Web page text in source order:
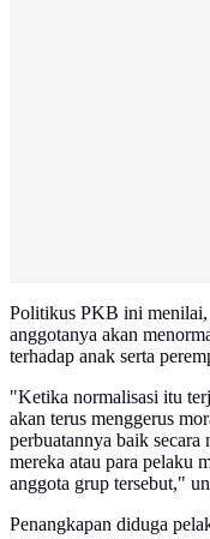
Politikus PKB ini
anggotanya akan
terhadap anak serta
"Ketika normalisasi itu
akan terus menggerus
perbuatannya baik
mereka atau para pelaku
anggota grup tersebut,"
Penangkapan diduga